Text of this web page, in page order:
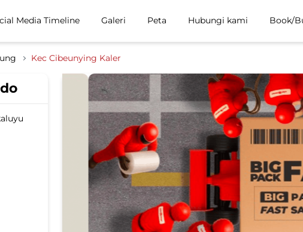
Media Timeline Galeri Peta Hubungi kami Book/
Kec Cibeunying Kaler